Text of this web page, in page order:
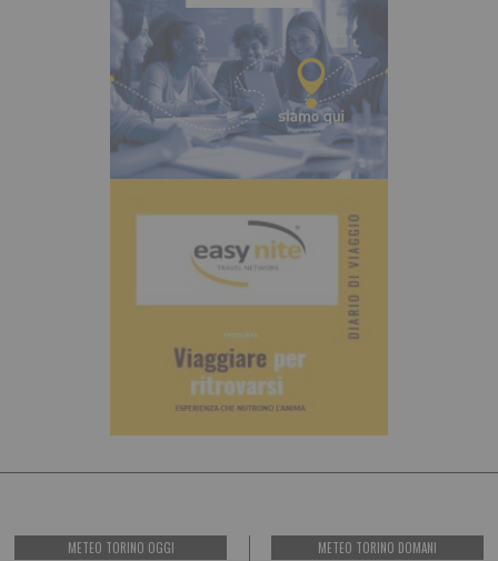
METEO TORINO OGGI METEO TORINO DOMANI